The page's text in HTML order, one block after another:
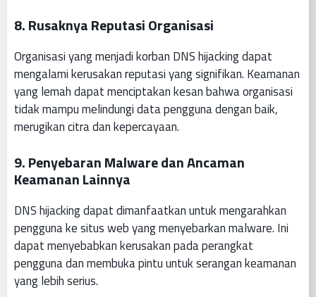
8.Rusaknya Reputasi Organisasi
Organisasi yang menjadi korban DNS hijacking dapat
mengalami kerusakan reputasi yang signifikan. Keamanan
yang lemah dapat menciptakan kesan bahwa organisasi
tidak mampu melindungi data pengguna dengan baik,
merugikan citra dan kepercayaan.
9.Penyebaran Malware dan Ancaman
Keamanan Lainnya
DNS hijacking dapat dimanfaatkan untuk mengarahkan
pengguna ke situs web yang menyebarkan malware. Ini
dapat menyebabkan kerusakan pada perangkat
pengguna dan membuka pintu untuk serangan keamanan
yang lebih serius.